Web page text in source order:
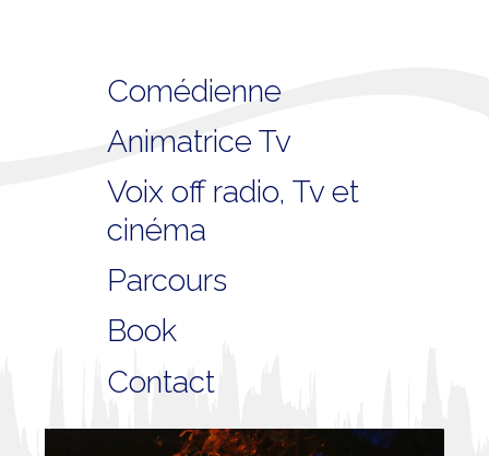
Comédienne
Animatrice Tv
Voix off radio, Tv et
cinéma
Parcours
Book
Contact